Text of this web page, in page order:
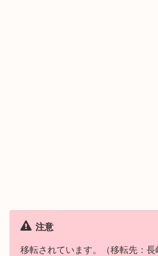
注意
移転されています。（移転先：長